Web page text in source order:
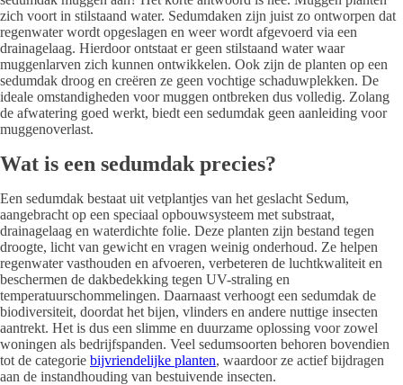
zich voort in stilstaand water. Sedumdaken zijn juist zo ontworpen dat
regenwater wordt opgeslagen en weer wordt afgevoerd via een
drainagelaag. Hierdoor ontstaat er geen stilstaand water waar
muggenlarven zich kunnen ontwikkelen. Ook zijn de planten op een
sedumdak droog en creëren ze geen vochtige schaduwplekken. De
ideale omstandigheden voor muggen ontbreken dus volledig. Zolang
de afwatering goed werkt, biedt een sedumdak geen aanleiding voor
muggenoverlast.
Wat is een sedumdak precies?
Een sedumdak bestaat uit vetplantjes van het geslacht Sedum,
aangebracht op een speciaal opbouwsysteem met substraat,
drainagelaag en waterdichte folie. Deze planten zijn bestand tegen
droogte, licht van gewicht en vragen weinig onderhoud. Ze helpen
regenwater vasthouden en afvoeren, verbeteren de luchtkwaliteit en
beschermen de dakbedekking tegen UV-straling en
temperatuurschommelingen. Daarnaast verhoogt een sedumdak de
biodiversiteit, doordat het bijen, vlinders en andere nuttige insecten
aantrekt. Het is dus een slimme en duurzame oplossing voor zowel
woningen als bedrijfspanden. Veel sedumsoorten behoren bovendien
tot de categorie bijvriendelijke planten, waardoor ze actief bijdragen
aan de instandhouding van bestuivende insecten.